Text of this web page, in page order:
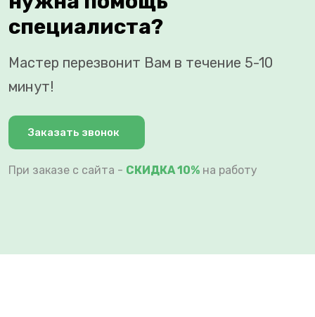
специалиста?
Мастер перезвонит Вам в течение 5-10
минут!
Заказать звонок
При заказе с сайта - СКИДКА 10% на работу